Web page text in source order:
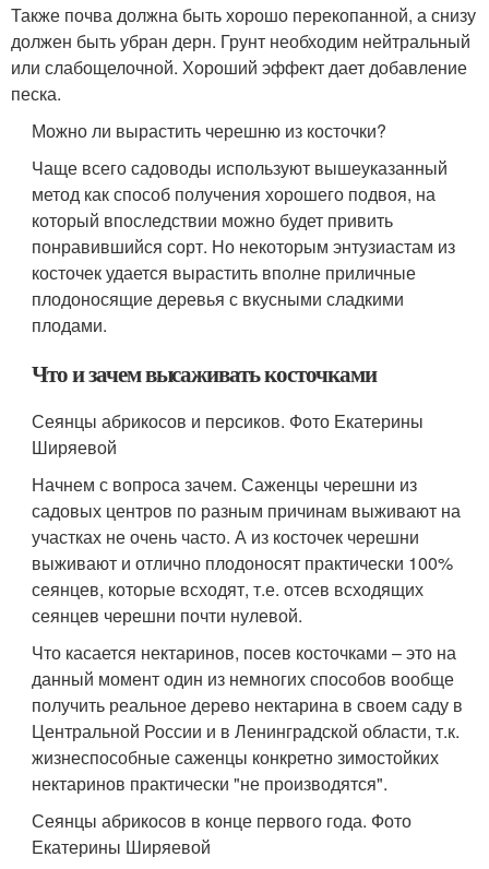
Также почва должна быть хорошо перекопанной, а снизу
должен быть убран дерн. Грунт необходим нейтральный
или слабощелочной. Хороший эффект дает добавление
песка.
Можно ли вырастить черешню из косточки?
Чаще всего садоводы используют вышеуказанный
метод как способ получения хорошего подвоя, на
который впоследствии можно будет привить
понравившийся сорт. Но некоторым энтузиастам из
косточек удается вырастить вполне приличные
плодоносящие деревья с вкусными сладкими
плодами.
Что и зачем высаживать косточками
Сеянцы абрикосов и персиков. Фото Екатерины
Ширяевой
Начнем с вопроса зачем. Саженцы черешни из
садовых центров по разным причинам выживают на
участках не очень часто. А из косточек черешни
выживают и отлично плодоносят практически 100%
сеянцев, которые всходят, т.е. отсев всходящих
сеянцев черешни почти нулевой.
Что касается нектаринов, посев косточками – это на
данный момент один из немногих способов вообще
получить реальное дерево нектарина в своем саду в
Центральной России и в Ленинградской области, т.к.
жизнеспособные саженцы конкретно зимостойких
нектаринов практически "не производятся".
Сеянцы абрикосов в конце первого года. Фото
Екатерины Ширяевой